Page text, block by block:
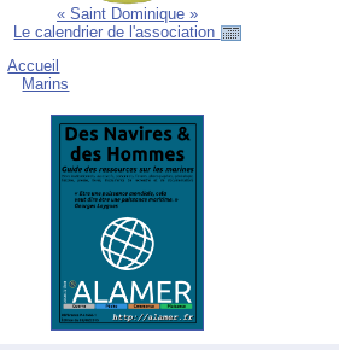
« Saint Dominique »
Le calendrier de l'association
Accueil
Marins